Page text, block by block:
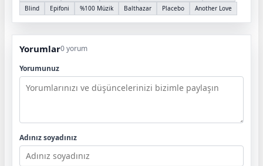
Blind
Epifoni %100 Müzik Balthazar Placebo Another Love
Yorumlar0 yorum
Yorumunuz
Adınız soyadınız